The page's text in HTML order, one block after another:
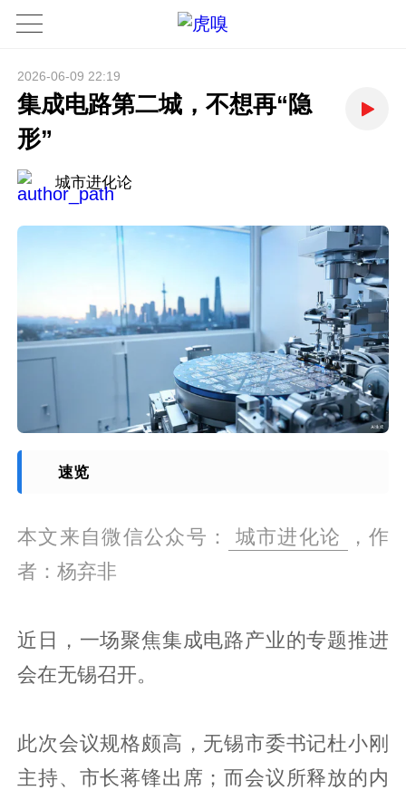
2026-06-09 22:19
集成电路第二城，不想再“隐
形”
城市进化论
速览
本文来自微信公众号： 城市进化论
，作
者：杨弃非
近日，一场聚焦集成电路产业的专题推进
会在无锡召开。
此次会议规格颇高，无锡市委书记杜小刚
主持、市长蒋锋出席；而会议所释放的内